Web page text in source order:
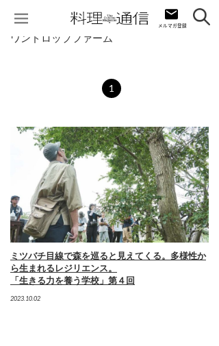
ワンドロップファーム
1
ミツバチ目線で森を巡ると見えてくる。多様性か
ら生まれるレジリエンス。
「生きる力を養う学校」第４回
2023.10.02